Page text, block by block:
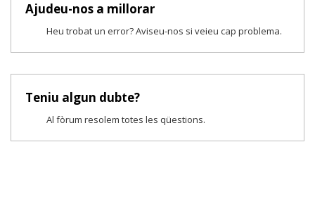
Ajudeu-nos a millorar
Heu trobat un error? Aviseu-nos si veieu cap problema.
Teniu algun dubte?
Al fòrum resolem totes les qüestions.